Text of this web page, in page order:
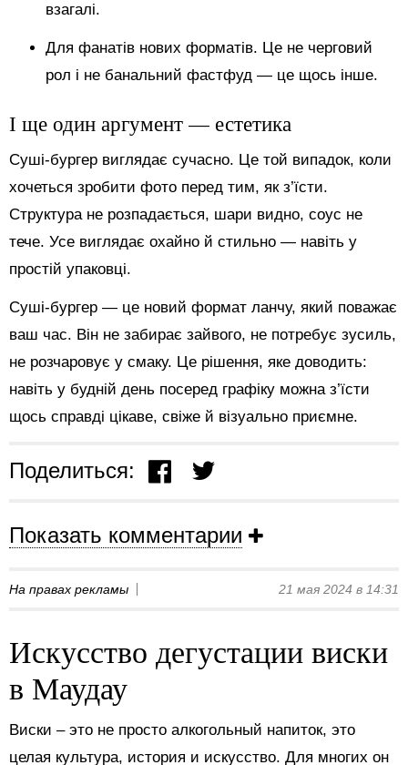
взагалі.
Для фанатів нових форматів. Це не черговий
рол і не банальний фастфуд — це щось інше.
І ще один аргумент — естетика
Суші-бургер виглядає сучасно. Це той випадок, коли
хочеться зробити фото перед тим, як з’їсти.
Структура не розпадається, шари видно, соус не
тече. Усе виглядає охайно й стильно — навіть у
простій упаковці.
Суші-бургер — це новий формат ланчу, який поважає
ваш час. Він не забирає зайвого, не потребує зусиль,
не розчаровує у смаку. Це рішення, яке доводить:
навіть у будній день посеред графіку можна з’їсти
щось справді цікаве, свіже й візуально приємне.
Поделиться:
Показать комментарии
На правах рекламы 21 мая 2024 в 14:31
Искусство дегустации виски
в Маудау
Виски – это не просто алкогольный напиток, это
целая культура, история и искусство. Для многих он